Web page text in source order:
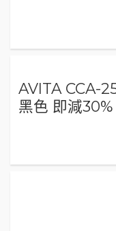
AVITA CCA-
黑色 即減30%